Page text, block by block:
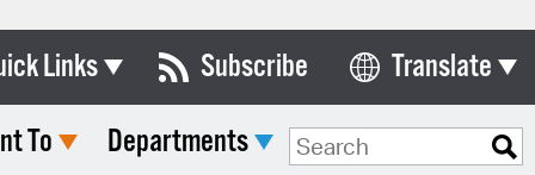
Links
& Commissions
Subscribe Translate
Select Language
To Departments